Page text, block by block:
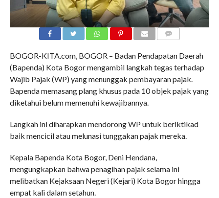
BOGOR-KITA.com, BOGOR – Badan Pendapatan Daerah
(Bapenda) Kota Bogor mengambil langkah tegas terhadap
Wajib Pajak (WP) yang menunggak pembayaran pajak.
Bapenda memasang plang khusus pada 10 objek pajak yang
diketahui belum memenuhi kewajibannya.
Langkah ini diharapkan mendorong WP untuk beriktikad
baik mencicil atau melunasi tunggakan pajak mereka.
Kepala Bapenda Kota Bogor, Deni Hendana,
mengungkapkan bahwa penagihan pajak selama ini
melibatkan Kejaksaan Negeri (Kejari) Kota Bogor hingga
empat kali dalam setahun.